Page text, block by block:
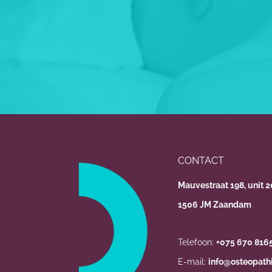
CONTACT
Mauvestraat 198, unit
1506 JM Zaandam
Telefoon: +075 670
E-mail: